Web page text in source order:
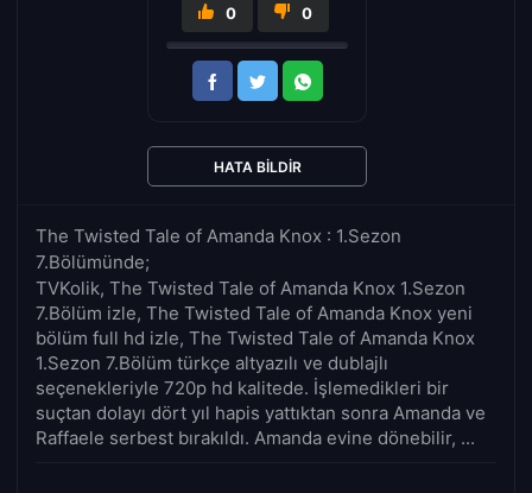
The Twisted Tale of Amanda Knox : 1.Sezon
7.Bölümünde;
TVKolik, The Twisted Tale of Amanda Knox 1.Sezon
7.Bölüm izle, The Twisted Tale of Amanda Knox yeni
bölüm full hd izle, The Twisted Tale of Amanda Knox
1.Sezon 7.Bölüm türkçe altyazılı ve dublajlı
seçenekleriyle 720p hd kalitede. İşlemedikleri bir
suçtan dolayı dört yıl hapis yattıktan sonra Amanda ve
Raffaele serbest bırakıldı. Amanda evine dönebilir, ...
0 0
HATA BILDIR